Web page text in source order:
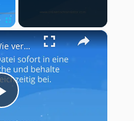
Fullscreen ×
Play
Doc Translator: Wie verwende ich den Dokumentenübersetzer?